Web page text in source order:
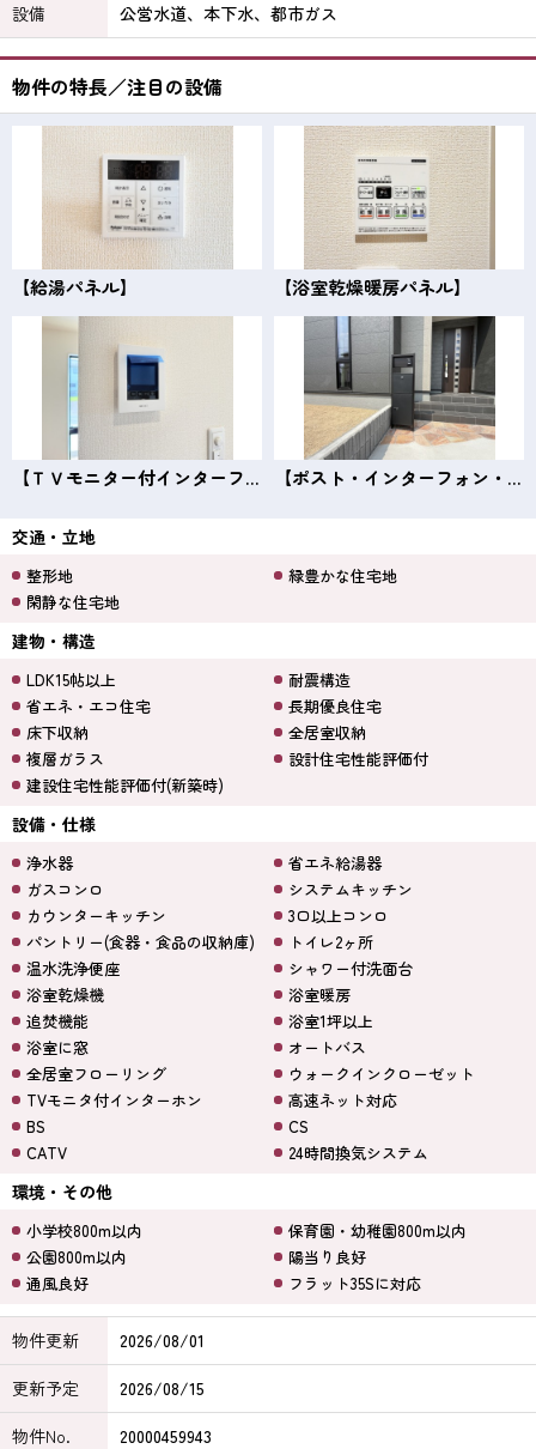
設備 公営水道、本下水、都市ガス
物件の特長／注目の設備
【給湯パネル】 【浴室乾燥暖房パネル】
【ＴＶモニター付インターフォン】 【ポスト・インターフォン・宅配ボックス】
交通・立地
整形地
緑豊かな住宅地
閑静な住宅地
建物・構造
LDK15帖以上
耐震構造
省エネ・エコ住宅
長期優良住宅
床下収納
全居室収納
複層ガラス
設計住宅性能評価付
建設住宅性能評価付(新築時)
設備・仕様
浄水器
省エネ給湯器
ガスコンロ
システムキッチン
カウンターキッチン
3口以上コンロ
パントリー(食器・食品の収納庫)
トイレ2ヶ所
温水洗浄便座
シャワー付洗面台
浴室乾燥機
浴室暖房
追焚機能
浴室1坪以上
浴室に窓
オートバス
全居室フローリング
ウォークインクローゼット
TVモニタ付インターホン
高速ネット対応
BS
CS
CATV
24時間換気システム
環境・その他
小学校800m以内
保育園・幼稚園800m以内
公園800m以内
陽当り良好
通風良好
フラット35Sに対応
物件更新
2026/08/01
更新予定
2026/08/15
物件No.
20000459943